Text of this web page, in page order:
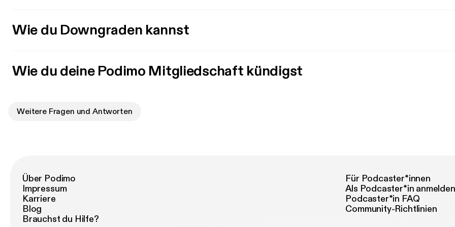
Wie du Downgraden kannst
Wie du deine Podimo Mitgliedschaft kündigst
Weitere Fragen und Antworten
Über Podimo
Impressum
Karriere
Blog
Brauchst du Hilfe?
Für Podcaster*innen
Als Podcaster*in anmelden
Podcaster*in FAQ
Community-Richtlinien